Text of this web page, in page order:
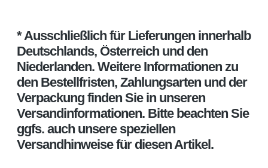
* Ausschließlich für Lieferungen innerhalb
Deutschlands, Österreich und den
Niederlanden. Weitere Informationen zu
den Bestellfristen, Zahlungsarten und der
Verpackung finden Sie in unseren
Versandinformationen. Bitte beachten Sie
ggfs. auch unsere speziellen
Versandhinweise für diesen Artikel.